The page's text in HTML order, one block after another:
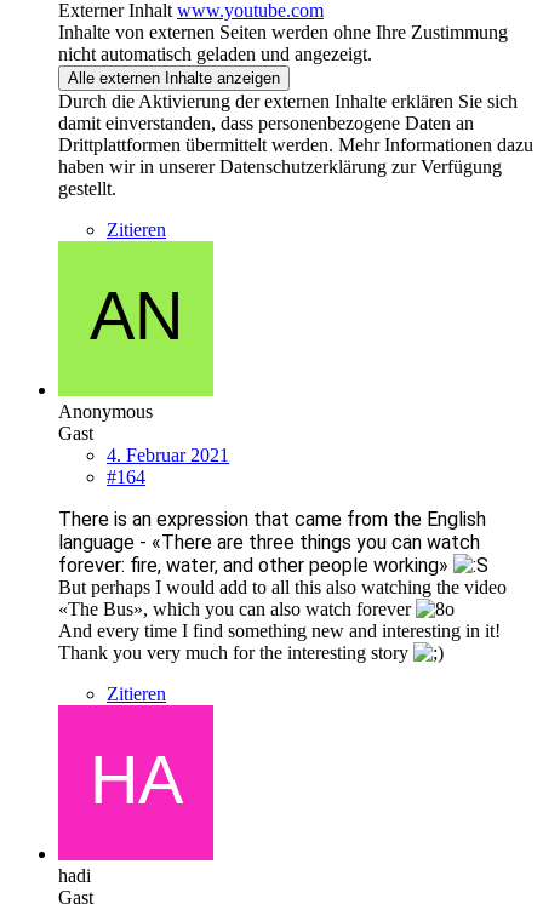
Externer Inhalt www.youtube.com
Inhalte von externen Seiten werden ohne Ihre Zustimmung
nicht automatisch geladen und angezeigt.
Alle externen Inhalte anzeigen
Durch die Aktivierung der externen Inhalte erklären Sie sich
damit einverstanden, dass personenbezogene Daten an
Drittplattformen übermittelt werden. Mehr Informationen dazu
haben wir in unserer Datenschutzerklärung zur Verfügung
gestellt.
Zitieren
Anonymous
Gast
4. Februar 2021
#164
There is an expression that came from the English
language - «There are three things you can watch
forever: fire, water, and other people working»
But perhaps I would add to all this also watching the video
«The Bus», which you can also watch forever
And every time I find something new and interesting in it!
Thank you very much for the interesting story
Zitieren
hadi
Gast